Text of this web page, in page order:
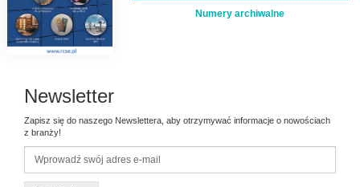
Numery archiwalne
Newsletter
Zapisz się do naszego Newslettera, aby otrzymywać informacje o nowościach
z branży!